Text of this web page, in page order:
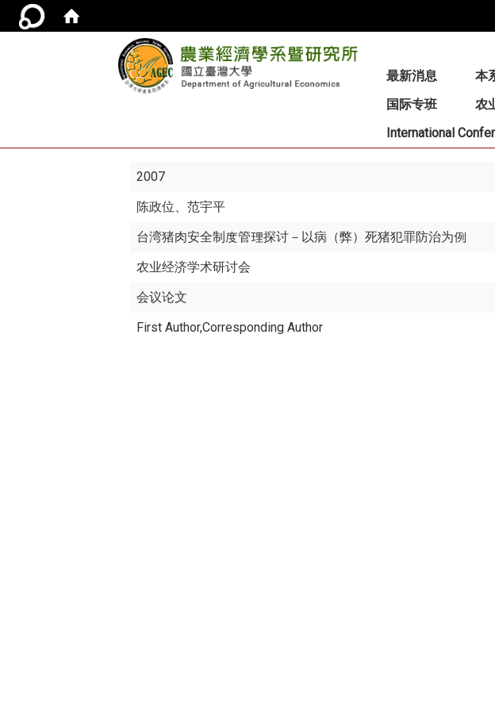
最新消息 本
国际专班
农
International
2007
陈政位、范宇平
台湾猪肉安全制度管理探讨－以病（弊）死猪犯罪防治为例
农业经济学术研讨会
会议论文
First Author,Corresponding Author